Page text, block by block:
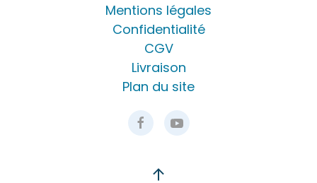
Mentions légales
Confidentialité
CGV
Livraison
Plan du site